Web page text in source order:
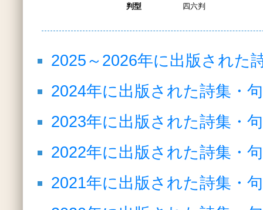
判型 四六判
2025～2026年に出版された
2024年に出版された詩集・
2023年に出版された詩集・
2022年に出版された詩集・
2021年に出版された詩集・